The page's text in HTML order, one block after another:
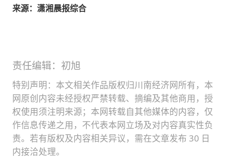
来源：潇湘晨报综合
责任编辑：初旭
特别声明：本文相关作品版权归川南经济网所有，本
网原创内容未经授权严禁转载、摘编及其他商用，授
权使用须注明来源；本网转载自其他媒体的内容，仅
作信息传递之用，不代表本网立场及对内容真实性负
责。若有版权及内容相关异议，需在文章发布 30 日
内接洽处理。